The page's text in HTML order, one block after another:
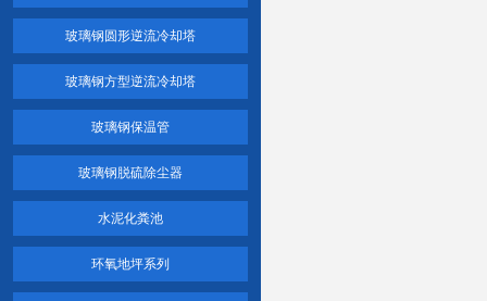
玻璃钢圆形逆流冷却塔
玻璃钢方型逆流冷却塔
玻璃钢保温管
玻璃钢脱硫除尘器
水泥化粪池
环氧地坪系列